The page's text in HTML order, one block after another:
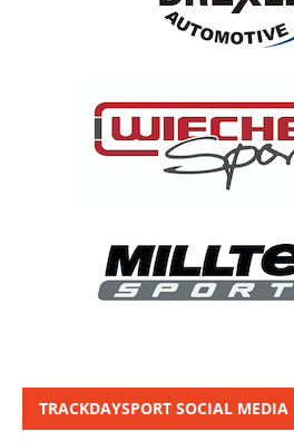
TRACKDAYSPORT SOCIAL MEDIA